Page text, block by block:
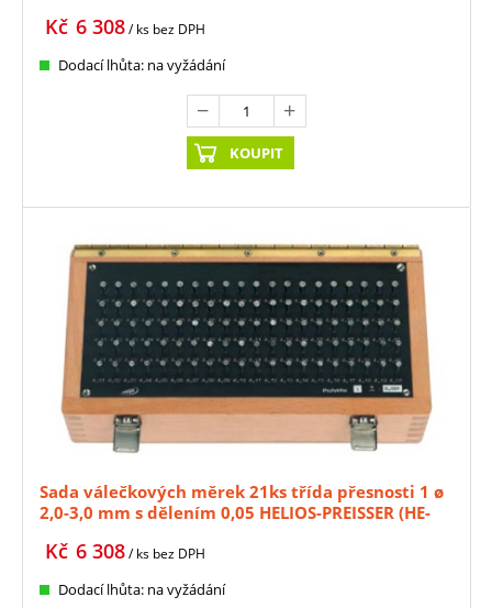
6 308
Kč / ks bez DPH
Dodací lhůta: na vyžádání
KOUPIT
Sada válečkových měrek 21ks třída přesnosti 1 ø
2,0-3,0 mm s dělením 0,05 HELIOS-PREISSER (HE-
6 308
Kč / ks bez DPH
Dodací lhůta: na vyžádání